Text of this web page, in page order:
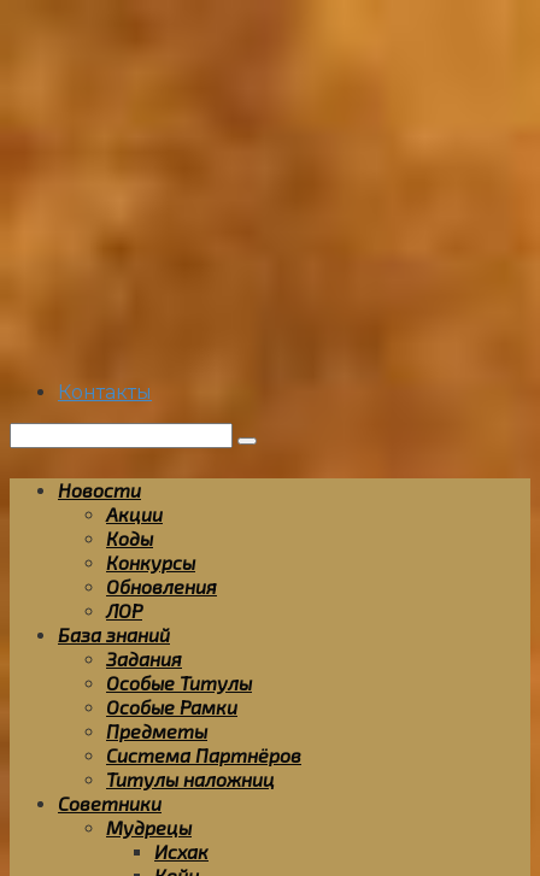
Контакты
Новости
Акции
Коды
Конкурсы
Обновления
ЛОР
База знаний
Задания
Особые Титулы
Особые Рамки
Предметы
Система Партнёров
Титулы наложниц
Советники
Мудрецы
Исхак